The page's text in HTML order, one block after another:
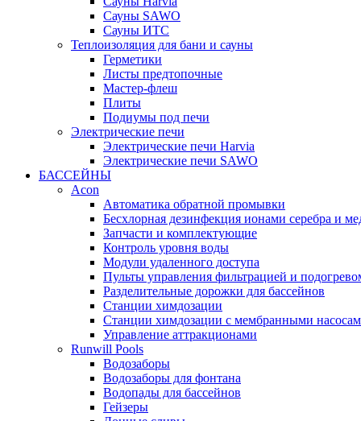
Сауны SAWO
Сауны ИТС
Теплоизоляция для бани и сауны
Герметики
Листы предтопочные
Мастер-флеш
Плиты
Подиумы под печи
Электрические печи
Электрические печи Harvia
Электрические печи SAWO
БАССЕЙНЫ
Acon
Автоматика обратной промывки
Беcхлорная дезинфекция ионами серебра и
Запчасти и комплектующие
Контроль уровня воды
Модули удаленного доступа
Пульты управления фильтрацией и
Разделительные дорожки для бассейнов
Станции химдозации
Станции химдозации с мембранными
Управление аттракционами
Runwill Pools
Водозаборы
Водозаборы для фонтана
Водопады для бассейнов
Гейзеры